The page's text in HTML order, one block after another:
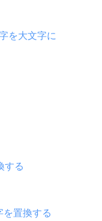
を大文字に
する
置換する